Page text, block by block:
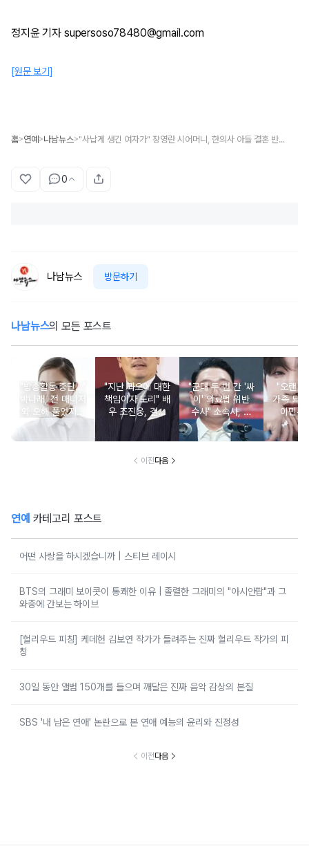
정지윤 기자 supersoso78480@gmail.com
[원문 보기]
홈>연예 >나남뉴스> "사납게 생긴 여자가" 장영란 시어머니, 한의사 아들 결혼 반대 이유 공개했다
0
나남뉴스 방문하기
나남뉴스의 모든 포스트
"방송활동 중단…"
박나래, 전 매니저
와 오해 풀었지만
불찰 반성
"지난 과오에 대한
책임이자 도리" 배
우 조진웅, 결국
은퇴 선언
"군대 두 번 간 '싸
이' 의료법 위반
수사" 소속사, 수
면제 대리수령 불
찰...
"오랜
가족 되
이민우
이전다음
연예 카테고리 포스트
어떤 사랑을 하시겠습니까 | 스티브 레이시
BTS의 그래미 보이콧이 통쾌한 이유 | 졸렬한 그래미의 "아시안팝"과 그
와중에 간보는 하이브
[헐리우드 피칭] 케데헌 김보연 작가가 들려주는 진짜 헐리우드 작가의 피
칭
30일 동안 앨범 150개를 들으며 깨달은 진짜 음악 감상의 본질
SBS '내 남은 연애' 논란으로 본 연애 예능의 윤리와 진정성
이전다음